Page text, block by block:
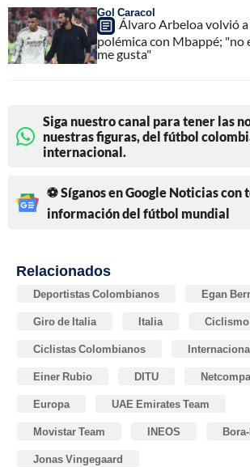
Gol Caracol
Álvaro Arbeloa volvió
polémica con Mbappé; "no
me gusta"
Siga nuestro canal para tener las
nuestras figuras, del fútbol
internacional.
⚽ Síganos en Google Noticias con
información del fútbol mundial
Relacionados
Deportistas Colombianos Egan
Giro de Italia Italia
Ciclistas Colombianos
Einer Rubio DITU
Europa UAE Emirates Team
Movistar Team INEOS
Jonas Vingegaard